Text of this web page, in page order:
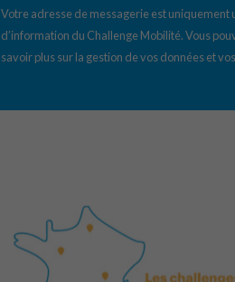
Votre adresse de messagerie est
d’information du Challenge Mobilité. Vous
savoir plus sur la gestion de vos données et